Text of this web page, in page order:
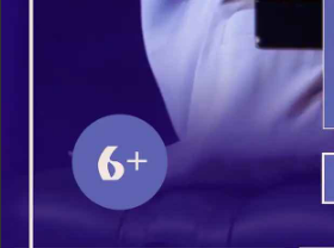
знаменуя тем будущее стояние
праведными. Свое изрядное
что по средам и пятницам
раз, и то вечером, по
Отец и мать его весьма сему
строгим постником будет сын
младенческих пелен такому
свою жизнь до самой кончины